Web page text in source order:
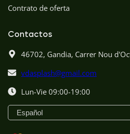
Contrato de oferta
Contactos
46702, Gandia, Carrer Nou
vdasplash@gmail.com
Lun-Vie 09:00-19:00